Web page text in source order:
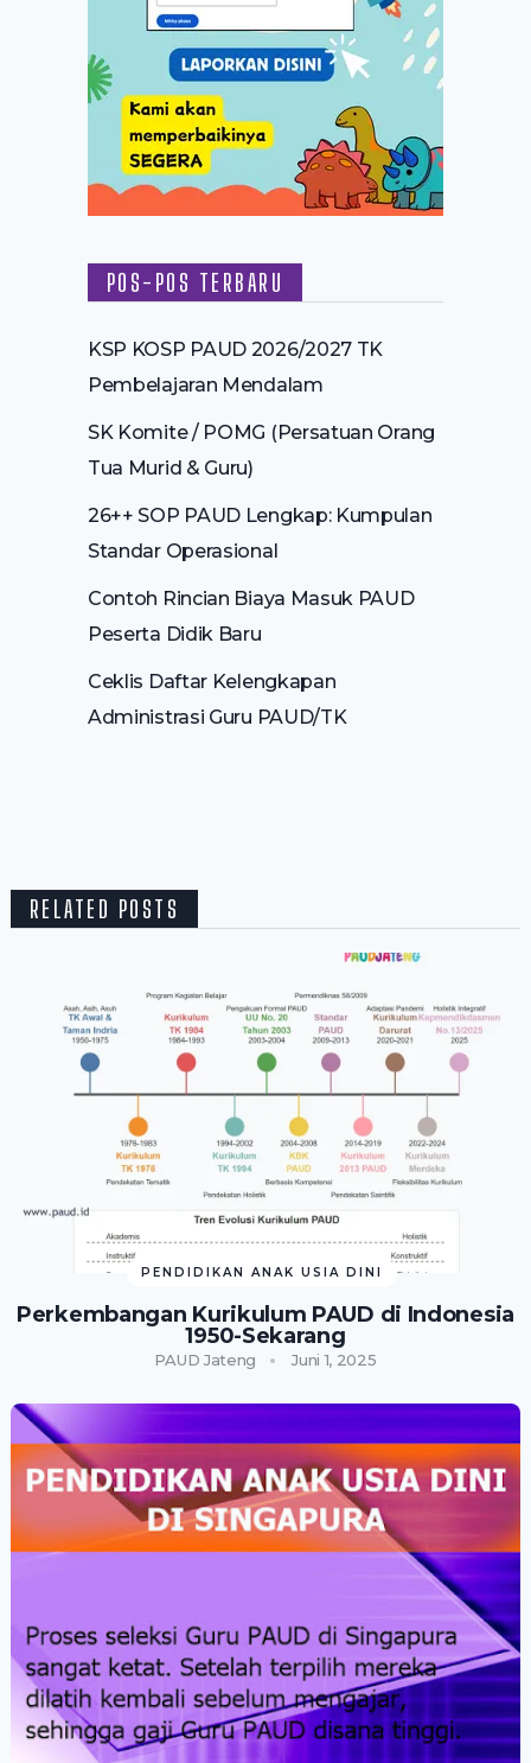
POS-POS TERBARU
KSP KOSP PAUD 2026/2027 TK
Pembelajaran Mendalam
SK Komite / POMG (Persatuan Orang
Tua Murid & Guru)
26++ SOP PAUD Lengkap: Kumpulan
Standar Operasional
Contoh Rincian Biaya Masuk PAUD
Peserta Didik Baru
Ceklis Daftar Kelengkapan
Administrasi Guru PAUD/TK
RELATED POSTS
PENDIDIKAN ANAK USIA DINI
Perkembangan Kurikulum PAUD di Indonesia
1950-Sekarang
PAUD Jateng Juni 1, 2025